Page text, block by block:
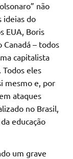
não
ideias do
EUA, Boris
Canadá – todos
capitalista
eles
mesmo e, por
ataques
no Brasil,
educação
um grave